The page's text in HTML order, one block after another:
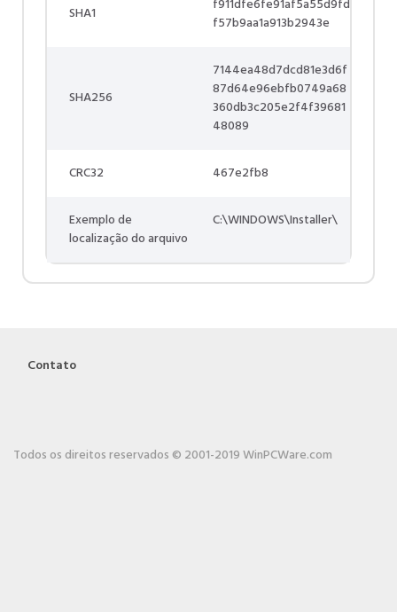
SHA1
f911dfe6fe91af5a55d9fd
f57b9aa1a913b2943e
SHA256
7144ea48d7dcd81e3d6f
87d64e96ebfb0749a68
360db3c205e2f4f39681
48089
CRC32 467e2fb8
Exemplo de
localização do arquivo
C:\WINDOWS\Installer\
Contato
Todos os direitos reservados © 2001-2019 WinPCWare.com